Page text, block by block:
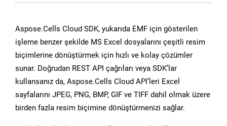
Aspose.Cells Cloud SDK, yukarıda EMF için gösterilen
işleme benzer şekilde MS Excel dosyalarını çeşitli resim
biçimlerine dönüştürmek için hızlı ve kolay çözümler
sunar. Doğrudan REST API çağrıları veya SDK’lar
kullansanız da, Aspose.Cells Cloud API’leri Excel
sayfalarını JPEG, PNG, BMP, GIF ve TIFF dahil olmak üzere
birden fazla resim biçimine dönüştürmenizi sağlar.